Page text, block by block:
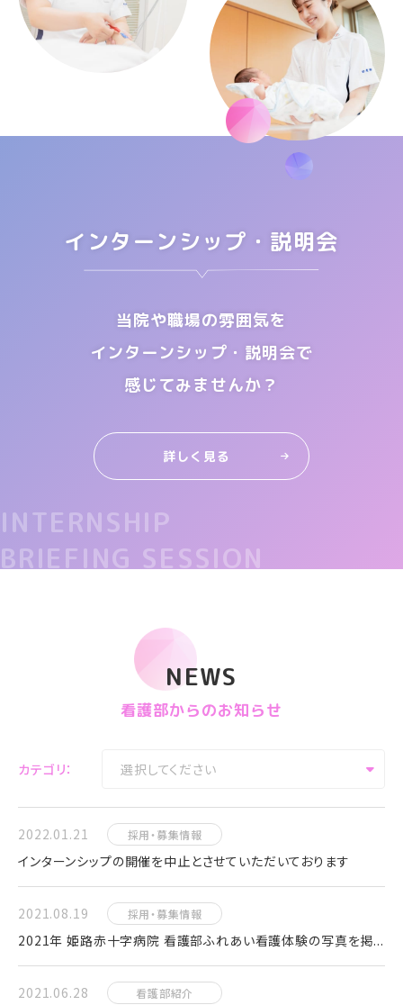
インターンシップ・説明会
当院や職場の雰囲気を
インターンシップ・説明会で
感じてみませんか？
詳しく見る
INTERNSHIP
BRIEFING SESSION
NEWS
看護部からのお知らせ
カテゴリ： 選択してください
2022.01.21 採用・募集情報
インターンシップの開催を中止とさせていただいております
2021.08.19 採用・募集情報
2021年 姫路赤十字病院 看護部ふれあい看護体験の写真を掲...
2021.06.28 看護部紹介